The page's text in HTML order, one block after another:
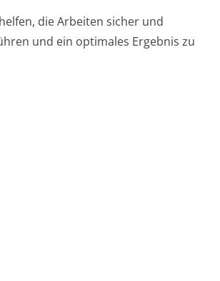
die Arbeiten sicher und
und ein optimales Ergebnis zu